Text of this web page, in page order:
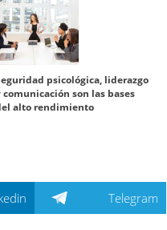
psicológica, liderazgo
comunicación son las bases
alto rendimiento
Telegram